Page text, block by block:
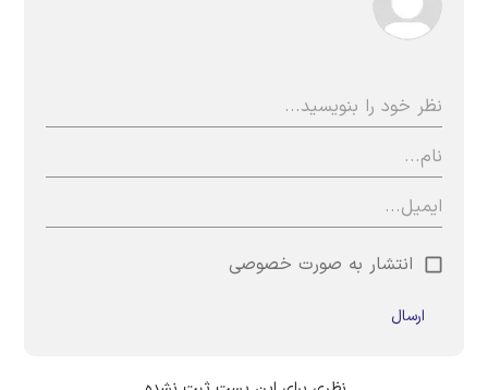
انتشار به صورت خصوصی
ارسال